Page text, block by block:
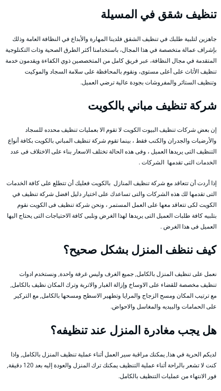
تنظيف شقق في المسيلة
جاهزين لتلبية طلبك في تنظيف الشقق فلدينا المهارة والأبداع في النظافة العامة وذلك
بإشراف عمالة متخصصة في هذا المجال، باستخدامنا أكثر الطرق الصحية وذات التكنلوجية
المتقدمة في مجال النظافة، عبر فريق كامل من المتخصصين ذوي الكفاءة ويقدمون خدمة
تنظيف الأثاث على أعلى مستوى، ونقوم بالمحافظة على سلامة السجاد والموكيت
وتنظيف الستائر والمفروشات بجودة عالية ترضي العميل.
شركة تنظيف مباني بالكويت
إن بعض شركات تنظيف البيوت الكويت لا تقوم الا بعمليات تنظيف محدده للسجاد
والأرضيات والجدران والكنب فقط ، بينما تقوم شركة تنظيف المباني بالكويت بكافة أنواع
التنظيف التى يريدها العميل ، وفى هذه الحالة تختلف الاسعار بناء على الاختلاف فى عدد
الخدمات التى تقدمها الشركات .
إذا أردت أن تتعاقد مع شركة تنظيف المنازل بالكويت فعليك أن تتطلع على كافة الخدمات
التى تقدمها لك هذه الشركات والتى تساعدك على اختيار دليل افضل شركة تنظيف في
الكويت لكى تتعاقد معها على العمل المستمر ، ونحن شركة تنظيف فى الكويت نقوم
بتلبيه كافة طلبات العميل التى يريدها لهذا الغرض ونلبى كافة الاحتياجات التى يحتاج اليها
العميل فى هذا الغرض .
كيف ننظف المنزل بشكل صحيح؟
نعمل على تنظيف المنزل بالكامل, جميع الغرف وليس غرفة واحدة, ونستخدم ادوات
تنظيف مخصصة للقضاء على الاوساخ وإزالة الغبار والاتربة وترك المكان نظيف بالكامل,
مع ترتيب المكان ومسح الزجاج والمرايا وتطهير الاسطح ومسحها بالكامل, مع التركير
على الحمامات والبيديه والمغاسل والاحواض.
هل يجب مغادرة المنزل عند تنظيفه؟
لديكم الحرية في هذا, يمكنك مراقبة سير العمل أثناء عملية تنظيف المنزل بالكامل, واذا
كنت لا تشعر بالراحة أثناء عملية التنظيف يمكنك ترك المنزل والعودة إليه بعد 120 دقيقة,
فور الانتهاء من عمليات التنظيف بالكامل.